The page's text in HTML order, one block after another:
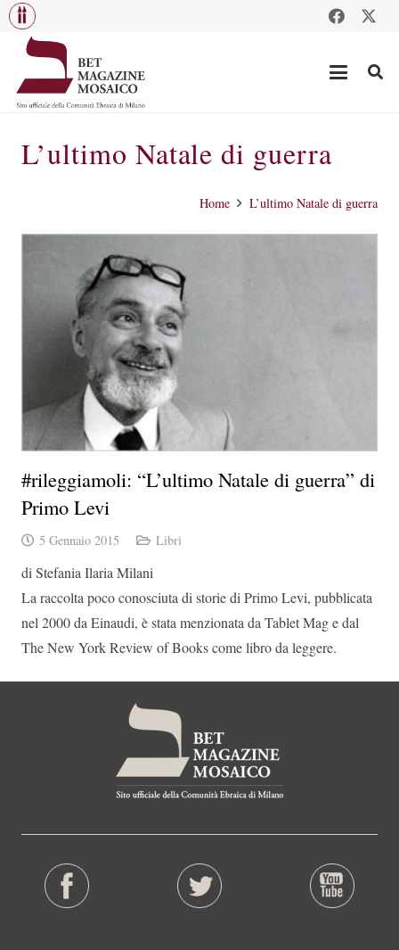
L’ultimo Natale di guerra
Home L’ultimo Natale di guerra
#rileggiamoli: “L’ultimo Natale di guerra” di
Primo Levi
5 Gennaio 2015 Libri
di Stefania Ilaria Milani
La raccolta poco conosciuta di storie di Primo Levi, pubblicata
nel 2000 da Einaudi, è stata menzionata da Tablet Mag e dal
The New York Review of Books come libro da leggere.